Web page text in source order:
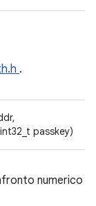
.
passkey)
numerico